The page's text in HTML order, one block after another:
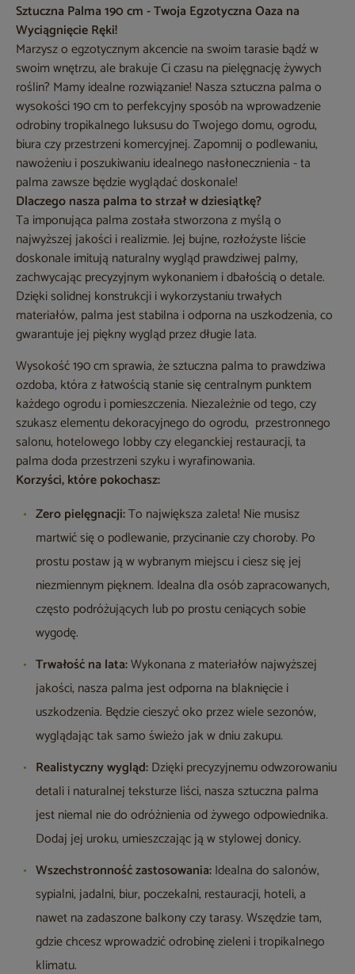
Sztuczna Palma 190 cm - Twoja Egzotyczna Oaza na
Wyciągnięcie Ręki!
Marzysz o egzotycznym akcencie na swoim tarasie bądź w
swoim wnętrzu, ale brakuje Ci czasu na pielęgnację żywych
roślin? Mamy idealne rozwiązanie! Nasza sztuczna palma o
wysokości 190 cm to perfekcyjny sposób na wprowadzenie
odrobiny tropikalnego luksusu do Twojego domu, ogrodu,
biura czy przestrzeni komercyjnej. Zapomnij o podlewaniu,
nawożeniu i poszukiwaniu idealnego nasłonecznienia - ta
palma zawsze będzie wyglądać doskonale!
Dlaczego nasza palma to strzał w dziesiątkę?
Ta imponująca palma została stworzona z myślą o
najwyższej jakości i realizmie. Jej bujne, rozłożyste liście
doskonale imitują naturalny wygląd prawdziwej palmy,
zachwycając precyzyjnym wykonaniem i dbałością o detale.
Dzięki solidnej konstrukcji i wykorzystaniu trwałych
materiałów, palma jest stabilna i odporna na uszkodzenia, co
gwarantuje jej piękny wygląd przez długie lata.
Wysokość 190 cm sprawia, że sztuczna palma to prawdziwa
ozdoba, która z łatwością stanie się centralnym punktem
każdego ogrodu i pomieszczenia. Niezależnie od tego, czy
szukasz elementu dekoracyjnego do ogrodu, przestronnego
salonu, hotelowego lobby czy eleganckiej restauracji, ta
palma doda przestrzeni szyku i wyrafinowania.
Korzyści, które pokochasz:
Zero pielęgnacji:To największa zaleta! Nie musisz
martwić się o podlewanie, przycinanie czy choroby. Po
prostu postaw ją w wybranym miejscu i ciesz się jej
niezmiennym pięknem. Idealna dla osób zapracowanych,
często podróżujących lub po prostu ceniących sobie
wygodę.
Trwałość na lata:Wykonana z materiałów najwyższej
jakości, nasza palma jest odporna na blaknięcie i
uszkodzenia. Będzie cieszyć oko przez wiele sezonów,
wyglądając tak samo świeżo jak w dniu zakupu.
Realistyczny wygląd:Dzięki precyzyjnemu odwzorowaniu
detali i naturalnej teksturze liści, nasza sztuczna palma
jest niemal nie do odróżnienia od żywego odpowiednika.
Dodaj jej uroku, umieszczając ją w stylowej donicy.
Wszechstronność zastosowania:Idealna do salonów,
sypialni, jadalni, biur, poczekalni, restauracji, hoteli, a
nawet na zadaszone balkony czy tarasy. Wszędzie tam,
gdzie chcesz wprowadzić odrobinę zieleni i tropikalnego
klimatu.